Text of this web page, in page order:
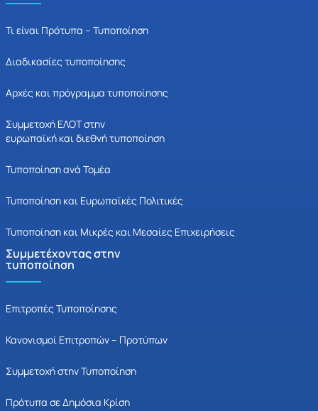
Τι είναι Πρότυπα – Τυποποίηση
Διαδικασίες τυποποίησης
Αρχές και πρόγραμμα τυποποίησης
Συμμετοχή ΕΛΟΤ στην
ευρωπαϊκή και διεθνή τυποποίηση
Τυποποίηση ανά Τομέα
Τυποποίηση και Ευρωπαϊκές Πολιτικές
Τυποποίηση και Μικρές και Μεσαίες Επιχειρήσεις
Συμμετέχοντας στην
τυποποίηση
Επιτροπές Τυποποίησης
Κανονισμοί Επιτροπών – Προτύπων
Συμμετοχή στην Τυποποίηση
Πρότυπα σε Δημόσια Κρίση